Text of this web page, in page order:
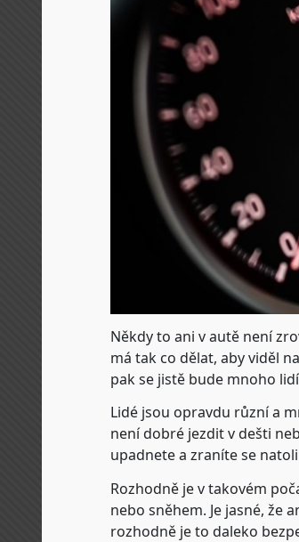
Někdy to ani v autě není
má tak co dělat, aby viděl
pak se jistě bude mnoho
Lidé jsou opravdu různí a
není dobré jezdit v dešti
upadnete a zraníte se
Rozhodně je v takovém
nebo sněhem. Je jasné, že
rozhodně je to daleko